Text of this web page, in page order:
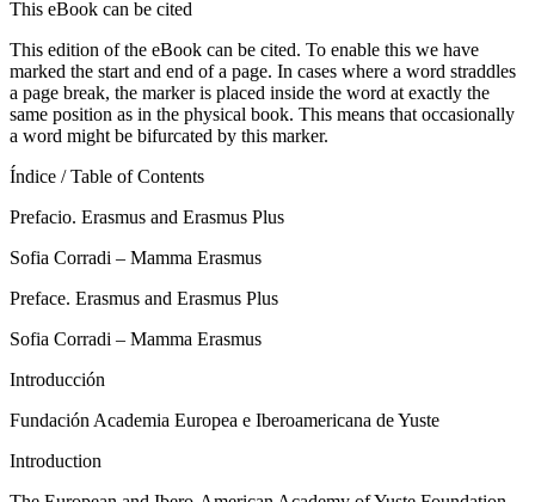
This eBook can be cited
This edition of the eBook can be cited. To enable this we have
marked the start and end of a page. In cases where a word straddles
a page break, the marker is placed inside the word at exactly the
same position as in the physical book. This means that occasionally
a word might be bifurcated by this marker.
Índice / Table of Contents
Prefacio. Erasmus and Erasmus Plus
Sofia Corradi – Mamma Erasmus
Preface. Erasmus and Erasmus Plus
Sofia Corradi – Mamma Erasmus
Introducción
Fundación Academia Europea e Iberoamericana de Yuste
Introduction